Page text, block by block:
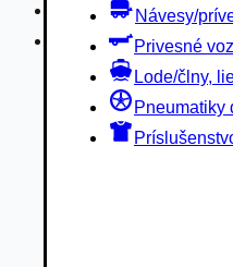
Návesy/
Privesné
Lode/člny,
Pneumatiky
Pneumatiky disky
Príslušenstvo,